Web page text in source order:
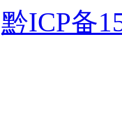
黔ICP备